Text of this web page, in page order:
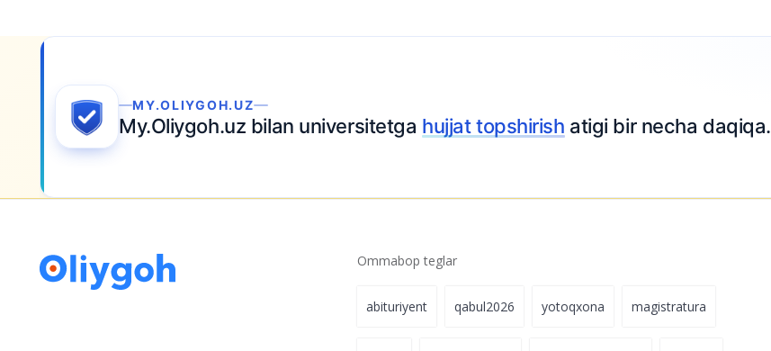
MY.OLIYGOH.UZ
My.Oliygoh.uz bilan universitetga hujjat topshirish atigi bir necha daqiqa.
Ommabop teglar
abituriyent qabul2026 yotoqxona magistratura